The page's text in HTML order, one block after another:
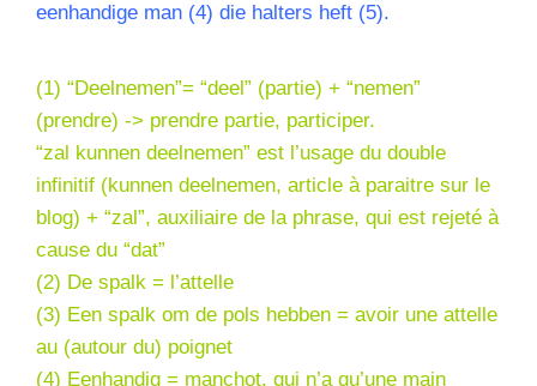
eenhandige man (4) die halters heft (5).
(1) “Deelnemen”= “deel” (partie) + “nemen”
(prendre) -> prendre partie, participer.
“zal kunnen deelnemen” est l’usage du double
infinitif (kunnen deelnemen, article à paraitre sur le
blog) + “zal”, auxiliaire de la phrase, qui est rejeté à
cause du “dat”
(2) De spalk = l’attelle
(3) Een spalk om de pols hebben = avoir une attelle
au (autour du) poignet
(4) Eenhandig = manchot, qui n’a qu’une main